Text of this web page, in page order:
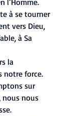
l’Homme.
à se tourner
vers Dieu,
à Sa
la
notre force.
sur
nous